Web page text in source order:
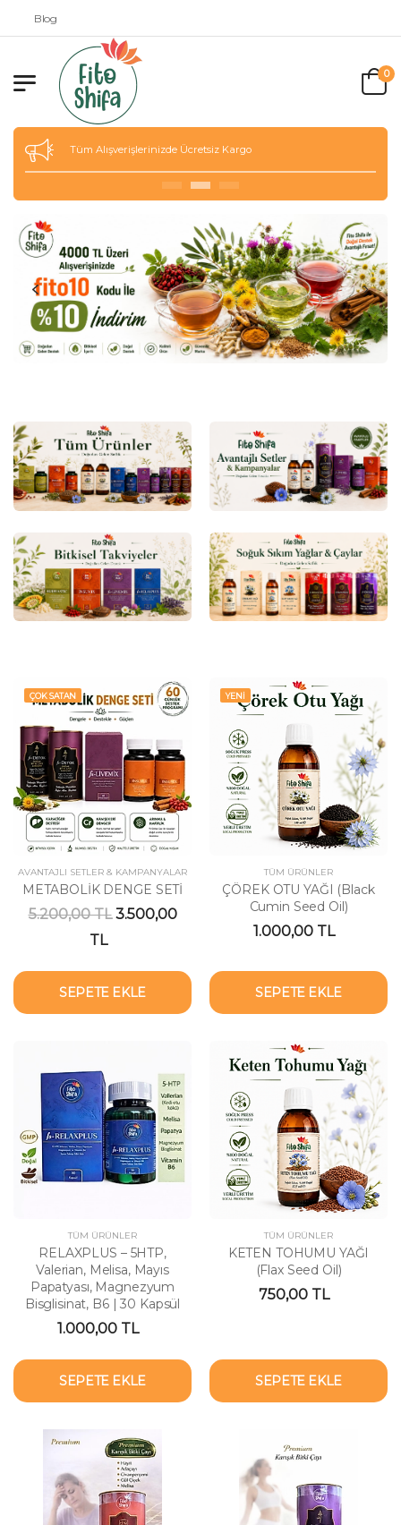
Blog
0
Tüm Alışverişlerinizde Ücretsiz Kargo
ÇOK SATAN
AVANTAJLI SETLER & KAMPANYALAR
METABOLİK DENGE SETİ
5.200,00 TL 3.500,00
TL
SEPETE EKLE
YENİ
TÜM ÜRÜNLER
ÇÖREK OTU YAĞI (Black
Cumin Seed Oil)
1.000,00 TL
SEPETE EKLE
TÜM ÜRÜNLER
RELAXPLUS – 5HTP,
Valerian, Melisa, Mayıs
Papatyası, Magnezyum
Bisglisinat, B6 | 30 Kapsül
1.000,00 TL
SEPETE EKLE
TÜM ÜRÜNLER
KETEN TOHUMU YAĞI
(Flax Seed Oil)
750,00 TL
SEPETE EKLE